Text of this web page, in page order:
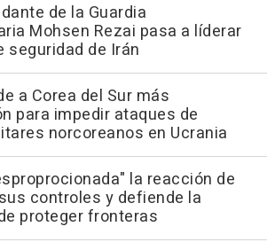
de la Guardia
Mohsen Rezai pasa a líderar
seguridad de Irán
a Corea del Sur más
para impedir ataques de
norcoreanos en Ucrania
la reacción de
controles y defiende la
proteger fronteras